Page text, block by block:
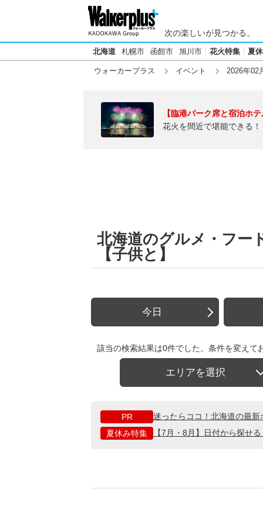
次の楽しいが見つかる。
北海道 札幌市 函館市 旭川市 花火特集 夏
ウォーカープラス イベント 2026年02
【臨港パーク席と宿泊ホ
花火を間近で堪能できる
北海道のグルメ・フー
【子供と】
今日
該当の検索結果は0件でした。条件を変えて
エリアを選択
PR
迷ったらココ！北海道の最
夏休み特集
【7月・8月】日付から探せ